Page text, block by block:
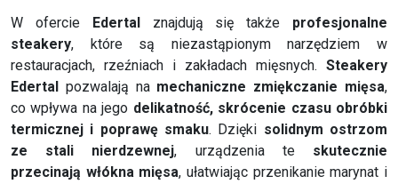
W ofercie Edertalznajdują się także profesjonalne
steakery, które są niezastąpionym narzędziem w
restauracjach, rzeźniach i zakładach mięsnych. Steakery
Edertal pozwalają na mechaniczne zmiękczanie mięsa,
co wpływa na jego delikatność, skrócenie czasu obróbki
termicznej i poprawę smaku. Dzięki solidnym ostrzom
ze stali nierdzewnej, urządzenia te skutecznie
przecinają włókna mięsa, ułatwiając przenikanie marynat i